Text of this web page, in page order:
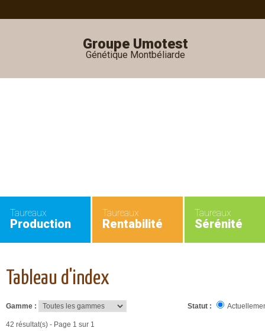
Groupe Umotest
Génétique Montbéliarde
Taureaux
Production
Taureaux
Rentabilité
Taureaux
Sérénité
Tableau d'index
Gamme : Statut :
42 résultat(s) - Page 1 sur 1